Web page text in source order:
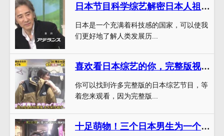
日本节目科学综艺解密日本人祖先的科技奥秘
日本是一个充满着科技感的国家，可以使我
们更好地了解人类发展历...
喜欢看日本综艺的你，完整版视频藏在这里哦
你可以找到许多完整版的日本综艺节目，等
着您来观看，因为完整版...
十足萌物！三个日本男生为一个女生抢而争，女孩叫什么？